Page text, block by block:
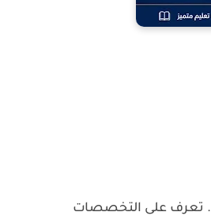
عن وظائف تعليمية وإدارية شاغرة لعام 2026. تعرف على التخصصات